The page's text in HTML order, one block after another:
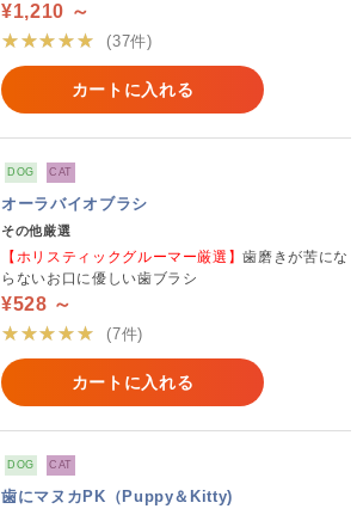
¥1,210 ～
★★★★★
(37件)
カートに入れる
DOG CAT
オーラバイオブラシ
その他厳選
【ホリスティックグルーマー厳選】歯磨きが苦にな
らないお口に優しい歯ブラシ
¥528 ～
★★★★★
(7件)
カートに入れる
DOG CAT
歯にマヌカPK（Puppy＆Kitty)